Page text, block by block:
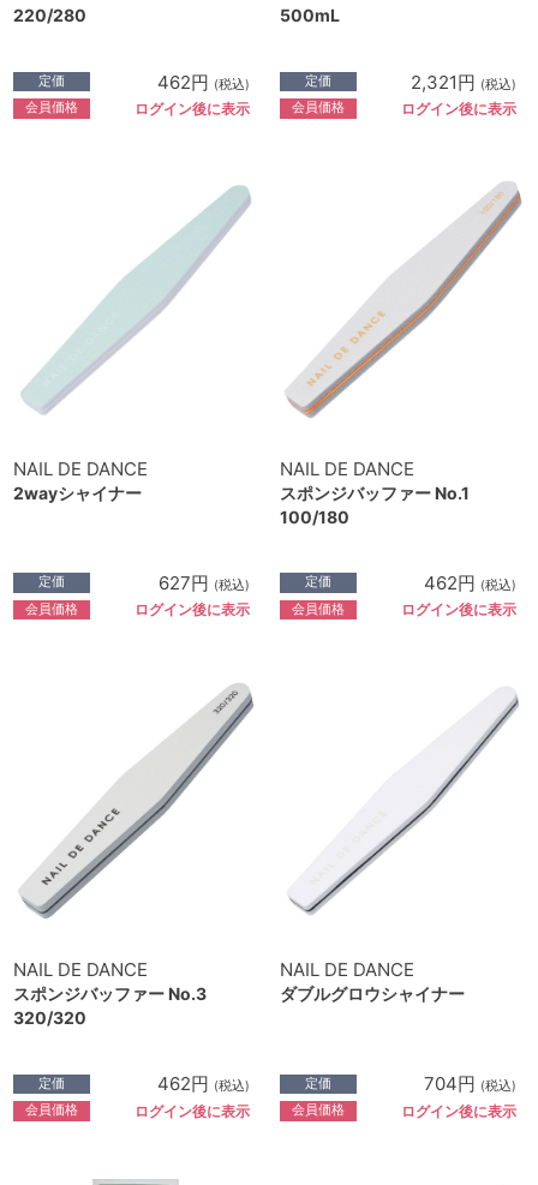
220/280
定価 462円 (税込)
会員価格 ログイン後に表示
500mL
定価 2,321円 (税込)
会員価格 ログイン後に表示
NAIL DE DANCE
2wayシャイナー
定価 627円 (税込)
会員価格 ログイン後に表示
NAIL DE DANCE
スポンジバッファー No.1
100/180
定価 462円 (税込)
会員価格 ログイン後に表示
NAIL DE DANCE
スポンジバッファー No.3
320/320
定価 462円 (税込)
会員価格 ログイン後に表示
NAIL DE DANCE
ダブルグロウシャイナー
定価 704円 (税込)
会員価格 ログイン後に表示